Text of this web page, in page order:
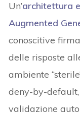
Un’architettura
Augmented
conoscitive
delle risposte
ambiente
deny-by-
validazione